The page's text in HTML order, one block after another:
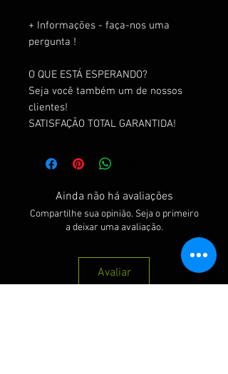
+ Informações - faça-nos uma
pergunta !
O QUE ESTÁ ESPERANDO?
Seja você também um de nossos
clientes!
SATISFAÇÃO TOTAL GARANTIDA!
Ainda não há avaliações
Compartilhe sua opinião. Seja o primeiro
a deixar uma avaliação.
Avaliar